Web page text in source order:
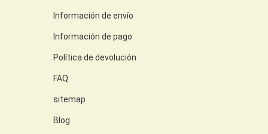
Información de envío
Información de pago
Política de devolución
FAQ
sitemap
Blog